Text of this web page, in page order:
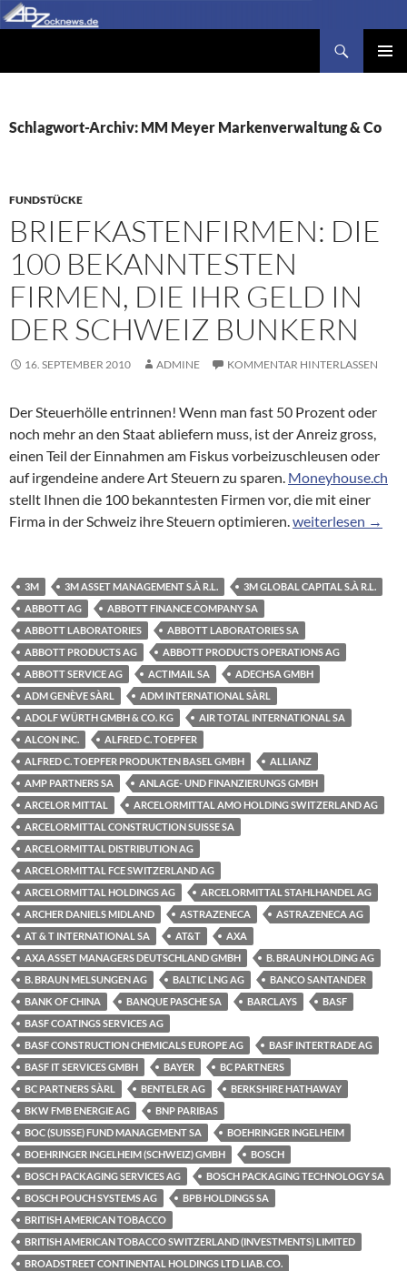
Zum
Inhalt
Schlagwort-Archiv: MM Meyer Markenverwaltung & Co
FUNDSTÜCKE
BRIEFKASTENFIRMEN: DIE
100 BEKANNTESTEN
FIRMEN, DIE IHR GELD IN
DER SCHWEIZ BUNKERN
16. SEPTEMBER 2010 ADMINE KOMMENTAR HINTERLASSEN
Der Steuerhölle entrinnen! Wenn man fast 50 Prozent oder
noch mehr an den Staat abliefern muss, ist der Anreiz gross,
einen Teil der Einnahmen am Fiskus vorbeizuschleusen oder
auf irgendeine andere Art Steuern zu sparen. Moneyhouse.ch
stellt Ihnen die 100 bekanntesten Firmen vor, die mit einer
Firma in der Schweiz ihre Steuern optimieren.weiterlesen →
3M 3M ASSET MANAGEMENT S.À R.L.
3M GLOBAL CAPITAL S.À R.L.
ABBOTT AG
ABBOTT FINANCE COMPANY SA
ABBOTT LABORATORIES
ABBOTT LABORATORIES SA
ABBOTT PRODUCTS AG
ABBOTT PRODUCTS OPERATIONS AG
ABBOTT SERVICE AG
ACTIMAIL SA
ADECHSA GMBH
ADM GENÈVE SÀRL
ADM INTERNATIONAL SÀRL
ADOLF WÜRTH GMBH & CO. KG
AIR TOTAL INTERNATIONAL SA
ALCON INC.
ALFRED C. TOEPFER
ALFRED C. TOEPFER PRODUKTEN BASEL GMBH
ALLIANZ
AMP PARTNERS SA
ANLAGE- UND FINANZIERUNGS GMBH
ARCELOR MITTAL
ARCELORMITTAL AMO HOLDING SWITZERLAND AG
ARCELORMITTAL CONSTRUCTION SUISSE SA
ARCELORMITTAL DISTRIBUTION AG
ARCELORMITTAL FCE SWITZERLAND AG
ARCELORMITTAL HOLDINGS AG
ARCELORMITTAL STAHLHANDEL AG
ARCHER DANIELS MIDLAND
ASTRAZENECA
ASTRAZENECA AG
AT & T INTERNATIONAL SA
AT&T
AXA
AXA ASSET MANAGERS DEUTSCHLAND GMBH
B. BRAUN HOLDING AG
B. BRAUN MELSUNGEN AG
BALTIC LNG AG
BANCO SANTANDER
BANK OF CHINA
BANQUE PASCHE SA BARCLAYS
BASF
BASF COATINGS SERVICES AG
BASF CONSTRUCTION CHEMICALS EUROPE AG
BASF INTERTRADE AG
BASF IT SERVICES GMBH
BAYER
BC PARTNERS
BC PARTNERS SÀRL
BENTELER AG
BERKSHIRE HATHAWAY
BKW FMB ENERGIE AG
BNP PARIBAS
BOC (SUISSE) FUND MANAGEMENT SA
BOEHRINGER INGELHEIM
BOEHRINGER INGELHEIM (SCHWEIZ) GMBH
BOSCH
BOSCH PACKAGING SERVICES AG
BOSCH PACKAGING TECHNOLOGY SA
BOSCH POUCH SYSTEMS AG
BPB HOLDINGS SA
BRITISH AMERICAN TOBACCO
BRITISH AMERICAN TOBACCO SWITZERLAND (INVESTMENTS) LIMITED
BROADSTREET CONTINENTAL HOLDINGS LTD LIAB. CO.